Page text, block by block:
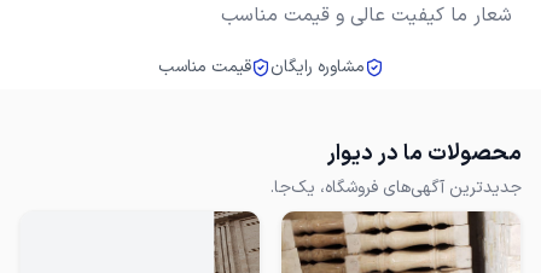
شعار ما کیفیت عالی و قیمت مناسب
مشاوره رایگان قیمت مناسب
محصولات ما در دیوار
جدیدترین آگهی‌های فروشگاه، یک‌جا.